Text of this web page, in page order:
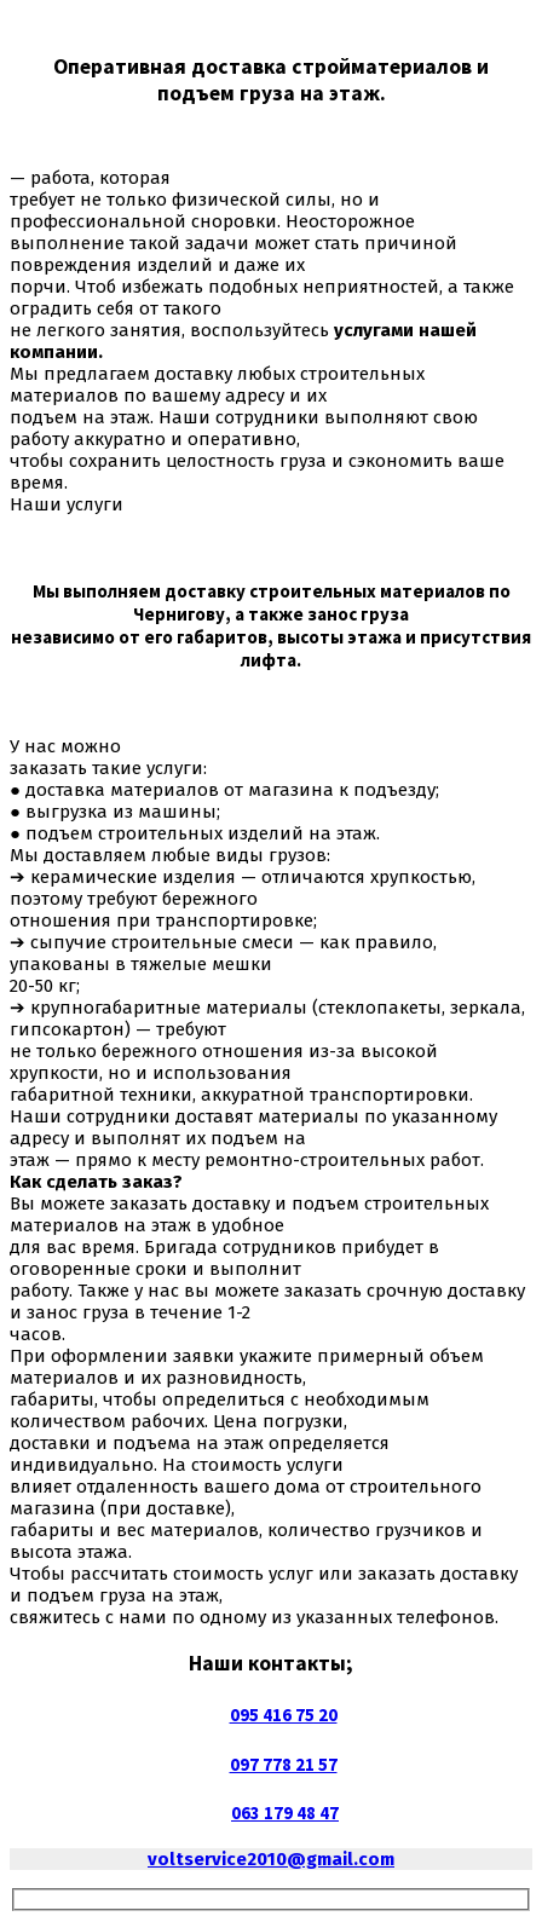
Оперативная доставка стройматериалов и
подъем груза на этаж.
— работа, которая
требует не только физической силы, но и
профессиональной сноровки. Неосторожное
выполнение такой задачи может стать причиной
повреждения изделий и даже их
порчи. Чтоб избежать подобных неприятностей, а также
оградить себя от такого
не легкого занятия, воспользуйтесь услугами нашей
компании.
Мы предлагаем доставку любых строительных
материалов по вашему адресу и их
подъем на этаж. Наши сотрудники выполняют свою
работу аккуратно и оперативно,
чтобы сохранить целостность груза и сэкономить ваше
время.
Наши услуги
Мы выполняем доставку строительных материалов по
Чернигову, а также занос груза
независимо от его габаритов, высоты этажа и присутствия
лифта.
У нас можно
заказать такие услуги:
● доставка материалов от магазина к подъезду;
● выгрузка из машины;
● подъем строительных изделий на этаж.
Мы доставляем любые виды грузов:
➔ керамические изделия — отличаются хрупкостью,
поэтому требуют бережного
отношения при транспортировке;
➔ сыпучие строительные смеси — как правило,
упакованы в тяжелые мешки
20-50 кг;
➔ крупногабаритные материалы (стеклопакеты, зеркала,
гипсокартон) — требуют
не только бережного отношения из-за высокой
хрупкости, но и использования
габаритной техники, аккуратной транспортировки.
Наши сотрудники доставят материалы по указанному
адресу и выполнят их подъем на
этаж — прямо к месту ремонтно-строительных работ.
Как сделать заказ?
Вы можете заказать доставку и подъем строительных
материалов на этаж в удобное
для вас время. Бригада сотрудников прибудет в
оговоренные сроки и выполнит
работу. Также у нас вы можете заказать срочную доставку
и занос груза в течение 1-2
часов.
При оформлении заявки укажите примерный объем
материалов и их разновидность,
габариты, чтобы определиться с необходимым
количеством рабочих. Цена погрузки,
доставки и подъема на этаж определяется
индивидуально. На стоимость услуги
влияет отдаленность вашего дома от строительного
магазина (при доставке),
габариты и вес материалов, количество грузчиков и
высота этажа.
Чтобы рассчитать стоимость услуг или заказать доставку
и подъем груза на этаж,
свяжитесь с нами по одному из указанных телефонов.
Наши контакты;
095 416 75 20
097 778 21 57
063 179 48 47
voltservice2010@gmail.com